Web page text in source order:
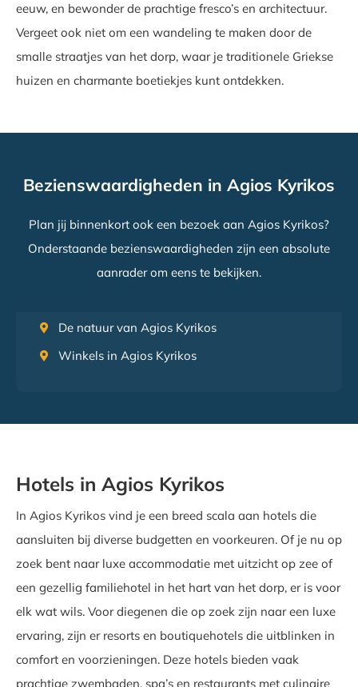
eeuw, en bewonder de prachtige fresco’s en architectuur.
Vergeet ook niet om een wandeling te maken door de
smalle straatjes van het dorp, waar je traditionele Griekse
huizen en charmante boetiekjes kunt ontdekken.
Bezienswaardigheden in Agios Kyrikos
Plan jij binnenkort ook een bezoek aan Agios Kyrikos?
Onderstaande bezienswaardigheden zijn een absolute
aanrader om eens te bekijken.
De natuur van Agios Kyrikos
Winkels in Agios Kyrikos
Hotels in Agios Kyrikos
In Agios Kyrikos vind je een breed scala aan hotels die
aansluiten bij diverse budgetten en voorkeuren. Of je nu op
zoek bent naar luxe accommodatie met uitzicht op zee of
een gezellig familiehotel in het hart van het dorp, er is voor
elk wat wils. Voor diegenen die op zoek zijn naar een luxe
ervaring, zijn er resorts en boutiquehotels die uitblinken in
comfort en voorzieningen. Deze hotels bieden vaak
prachtige zwembaden, spa’s en restaurants met culinaire